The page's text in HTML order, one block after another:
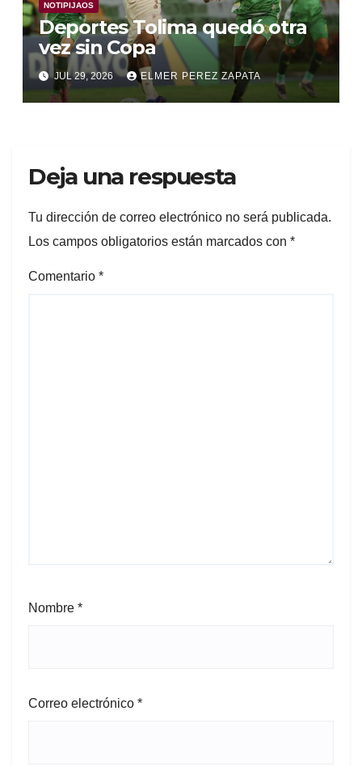
NOTIPIJAOS
Deportes Tolima quedó otra
vez sin Copa
JUL 29, 2026 ELMER PEREZ ZAPATA
Deja una respuesta
Tu dirección de correo electrónico no será publicada.
Los campos obligatorios están marcados con *
Comentario *
Nombre *
Correo electrónico *